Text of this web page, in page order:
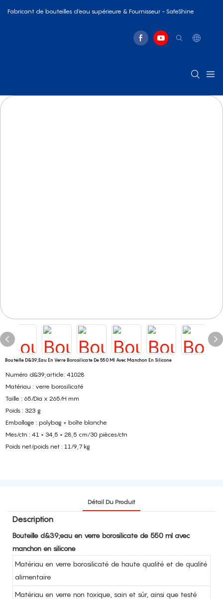
Fabricant de bouteilles d'eau supérieure & Fournisseur - SafeShine
Bouteille D&39;eau En Verre Borosilicate De 550 Ml Avec Manchon En Silicone
Numéro d&39;article: 41028
Matériau : verre borosilicaté
Taille : 65/Dia x 265/H mm
Poids : 323 g
Emballage : polybag + boîte blanche
Mes/ctn : 41 × 34,5 × 28,5 cm/30 pièces/ctn
Poids net/poids net : 11/9,7 kg
Détail Du Produit
Description
Bouteille d&39;eau en verre borosilicate de 550 ml avec
manchon en silicone
Matériau en verre borosilicaté de haute qualité et de qualité
alimentaire
Matériau en verre non toxique, sain et sûr, ainsi que testé